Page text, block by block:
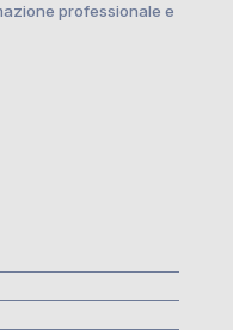
professionale e